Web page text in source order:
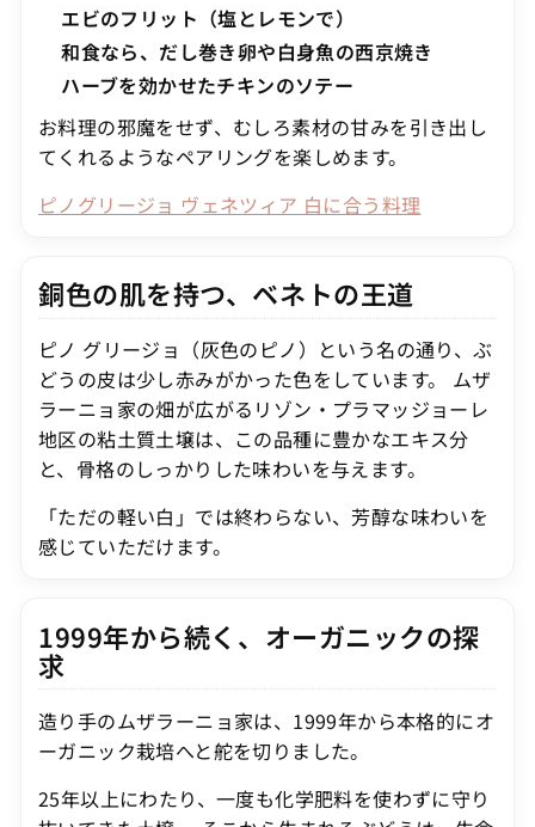
エビのフリット（塩とレモンで）
和食なら、だし巻き卵や白身魚の西京焼き
ハーブを効かせたチキンのソテー
お料理の邪魔をせず、むしろ素材の甘みを引き出し
てくれるようなペアリングを楽しめます。
ピノグリージョ ヴェネツィア 白に合う料理
銅色の肌を持つ、ベネトの王道
ピノ グリージョ（灰色のピノ）という名の通り、ぶ
どうの皮は少し赤みがかった色をしています。 ムザ
ラーニョ家の畑が広がるリゾン・プラマッジョーレ
地区の粘土質土壌は、この品種に豊かなエキス分
と、骨格のしっかりした味わいを与えます。
「ただの軽い白」では終わらない、芳醇な味わいを
感じていただけます。
1999年から続く、オーガニックの探
求
造り手のムザラーニョ家は、1999年から本格的にオ
ーガニック栽培へと舵を切りました。
25年以上にわたり、一度も化学肥料を使わずに守り